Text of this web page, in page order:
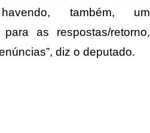
também, um
as respostas/retorno,
diz o deputado.